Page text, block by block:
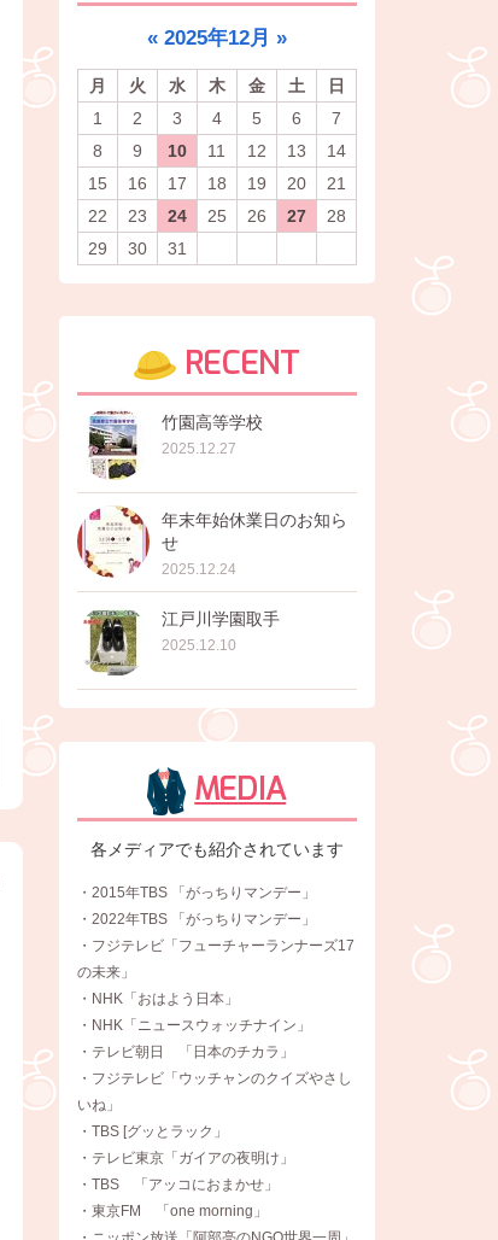
« 2025年12月 »
月 火 水 木 金 土
日
1
2 3 4 5 6
7
8
9 10 11 12 13
14
15
16 17 18 19 20
21
22
23 24 25 26 27
28
29
30 31
RECENT
竹園高等学校
2025.12.27
年末年始休業日のお知ら
せ
2025.12.24
江戸川学園取手
2025.12.10
MEDIA
各メディアでも紹介されています
・2015年TBS 「がっちりマンデー」
・2022年TBS 「がっちりマンデー」
・フジテレビ「フューチャーランナーズ17
の未来」
・NHK「おはよう日本」
・NHK「ニュースウォッチナイン」
・テレビ朝日 「日本のチカラ」
・フジテレビ「ウッチャンのクイズやさし
いね」
・TBS [グッとラック」
・テレビ東京「ガイアの夜明け」
・TBS 「アッコにおまかせ」
・東京FM 「one morning」